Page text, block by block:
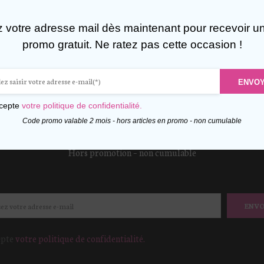
DE 10% DE
Hors promotion – non cumulable
votre politique de confidentialité.
votre adresse mail dès maintenant pour recevoir
promo gratuit. Ne ratez pas cette occasion !
votre politique de confidentialité.
Code promo valable 2 mois - hors articles en promo - non cumulable